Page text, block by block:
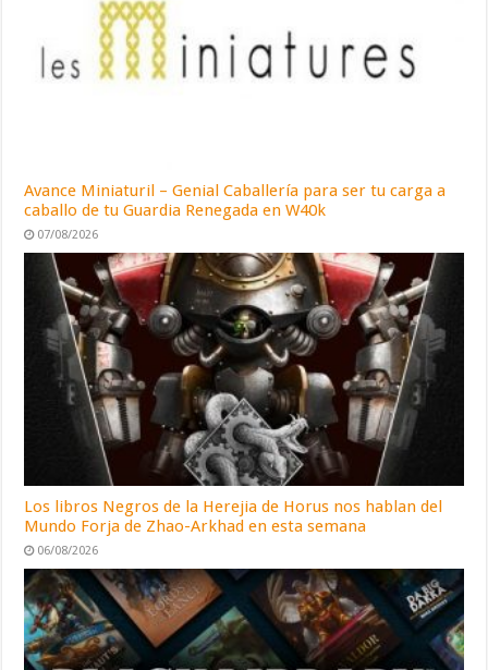
Avance Miniaturil – Genial Caballería para ser tu carga a
caballo de tu Guardia Renegada en W40k
07/08/2026
Los libros Negros de la Herejia de Horus nos hablan del
Mundo Forja de Zhao-Arkhad en esta semana
06/08/2026